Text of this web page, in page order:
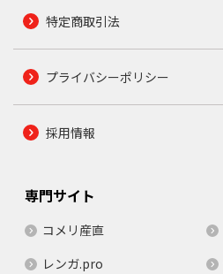
特定商取引法
プライバシーポリシー
採用情報
専門サイト
コメリ産直
レンガ.pro